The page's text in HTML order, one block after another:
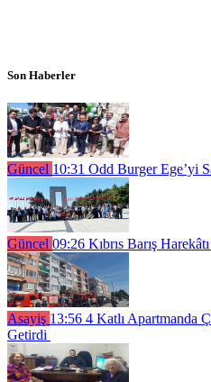
Son Haberler
Güncel 10:31 Odd Burger Ege’yi
Güncel 09:26 Kıbrıs Barış
Asayiş 13:56 4 Katlı Apartmanda
Getirdi